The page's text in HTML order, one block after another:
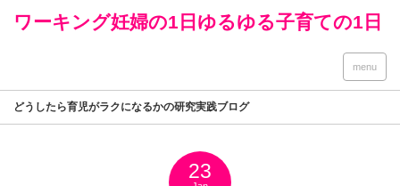
ワーキング妊婦の1日ゆるゆる子育ての1日
menu
どうしたら育児がラクになるかの研究実践ブログ
23